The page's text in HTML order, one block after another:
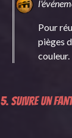
Pour
pièges
couleur.
5. Suivre un